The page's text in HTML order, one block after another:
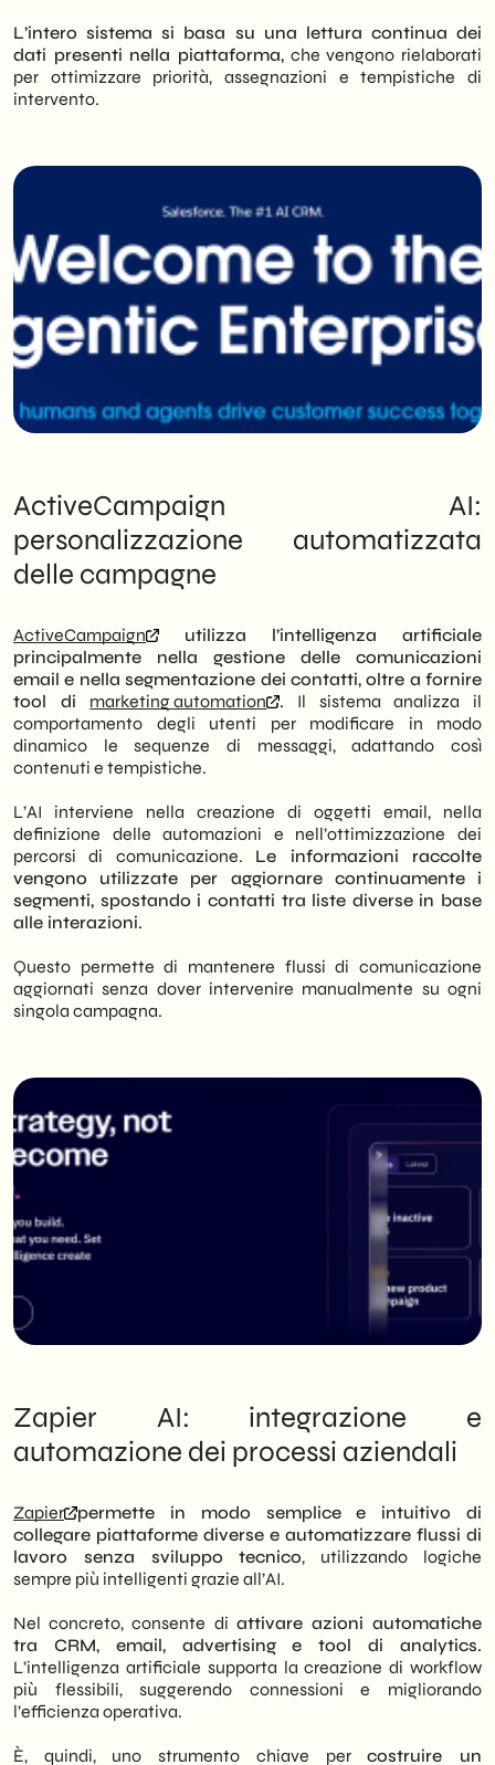
L’intero sistema si basa su una lettura continua dei
dati presenti nella piattaforma, che vengono rielaborati
per ottimizzare priorità, assegnazioni e tempistiche di
intervento.
ActiveCampaign AI:
personalizzazione automatizzata
delle campagne
ActiveCampaign
utilizza l’intelligenza artificiale
principalmente nella gestione delle comunicazioni
email e nella segmentazione dei contatti, oltre a fornire
tool di marketing automation . Il sistema analizza il
comportamento degli utenti per modificare in modo
dinamico le sequenze di messaggi, adattando così
contenuti e tempistiche.
L’AI interviene nella creazione di oggetti email, nella
definizione delle automazioni e nell’ottimizzazione dei
percorsi di comunicazione. Le informazioni raccolte
vengono utilizzate per aggiornare continuamente i
segmenti, spostando i contatti tra liste diverse in base
alle interazioni.
Questo permette di mantenere flussi di comunicazione
aggiornati senza dover intervenire manualmente su ogni
singola campagna.
Zapier AI: integrazione e
automazione dei processi aziendali
Zapier
permette in modo semplice e intuitivo di
collegare piattaforme diverse e automatizzare flussi di
lavoro senza sviluppo tecnico, utilizzando logiche
sempre più intelligenti grazie all’AI.
Nel concreto, consente di attivare azioni automatiche
tra CRM, email, advertising e tool di analytics.
L’intelligenza artificiale supporta la creazione di workflow
più flessibili, suggerendo connessioni e migliorando
l’efficienza operativa.
È, quindi, uno strumento chiave percostruire un